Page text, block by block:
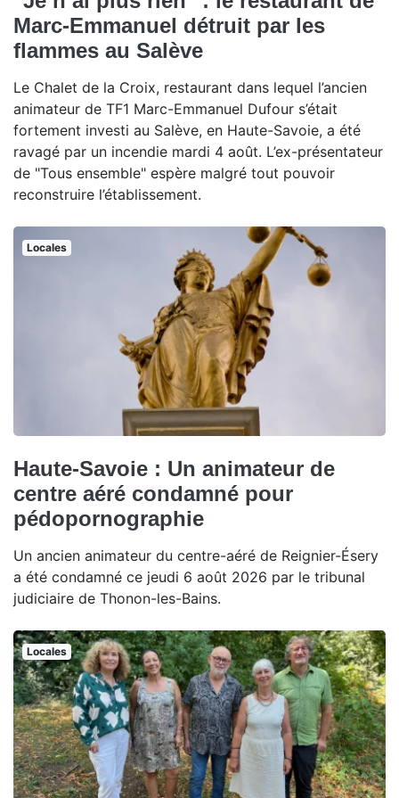
Marc-Emmanuel détruit par les
flammes au Salève
Le Chalet de la Croix, restaurant dans lequel l’ancien
animateur de TF1 Marc-Emmanuel Dufour s’était
fortement investi au Salève, en Haute-Savoie, a été
ravagé par un incendie mardi 4 août. L’ex-présentateur
de "Tous ensemble" espère malgré tout pouvoir
reconstruire l’établissement.
Locales
Haute-Savoie : Un animateur de
centre aéré condamné pour
pédopornographie
Un ancien animateur du centre-aéré de Reignier-Ésery
a été condamné ce jeudi 6 août 2026 par le tribunal
judiciaire de Thonon-les-Bains.
Locales